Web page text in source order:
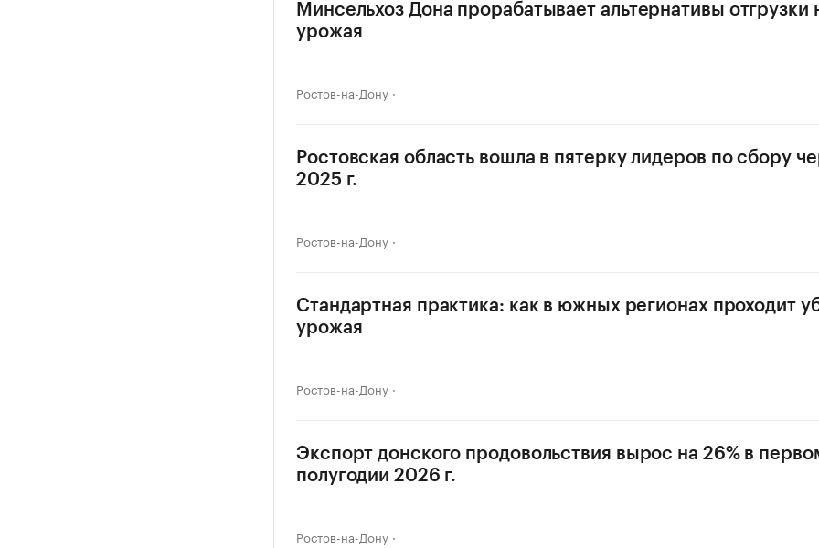
Минсельхоз Дона прорабатывает альтернативы отгрузки
урожая
Ростов-на-Дону
Ростовская область вошла в пятерку лидеров по сбору
2025 г.
Ростов-на-Дону
Стандартная практика: как в южных регионах проходит
урожая
Ростов-на-Дону
Экспорт донского продовольствия вырос на 26% в
полугодии 2026 г.
Ростов-на-Дону